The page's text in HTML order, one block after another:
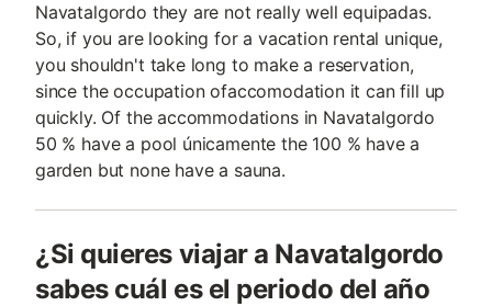
Navatalgordo they are not really well equipadas.
So, if you are looking for a vacation rental unique,
you shouldn't take long to make a reservation,
since the occupation ofaccomodation it can fill up
quickly. Of the accommodations in Navatalgordo
50 % have a pool únicamente the 100 % have a
garden but none have a sauna.
¿Si quieres viajar a Navatalgordo
sabes cuál es el periodo del año